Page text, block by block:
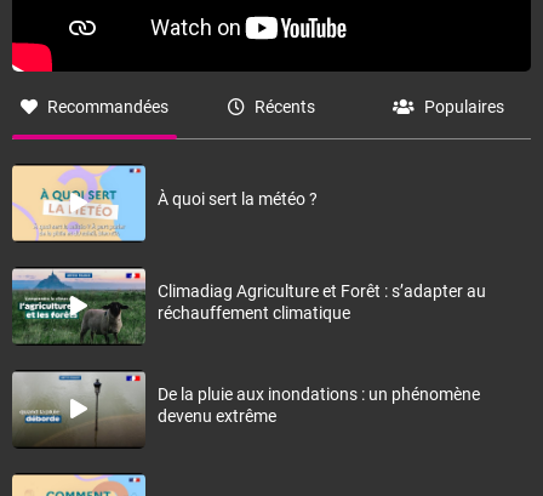
Recommandées Récents Populaires
À quoi sert la météo ?
Climadiag Agriculture et Forêt : s’adapter au
réchauffement climatique
De la pluie aux inondations : un phénomène
devenu extrême